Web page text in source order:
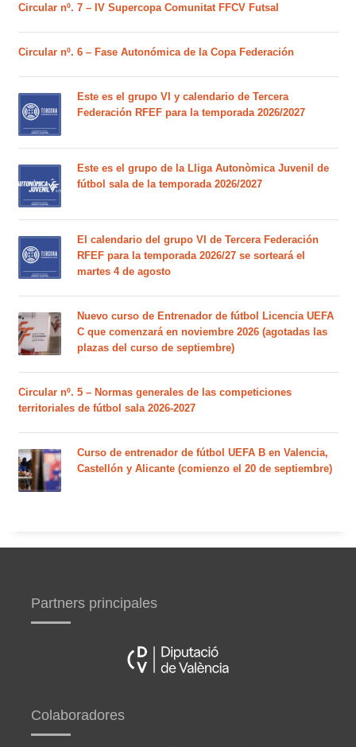
Circular nº. 7 – IV Supercopa Comunitat FFCV Futsal
Circular nº. 6 – Fase Autonómica de la Copa Federación
Este es el grupo VI y calendario de Tercera
Federación RFEF para la temporada 2026/2027
Este es el grupo de la Lliga Autonòmica Juvenil de
fútbol sala de la temporada 2026/2027
El calendario del grupo VI de Tercera Federación
RFEF para la temporada 2026/27 se sorteará el
martes 4 de agosto
Nuevo curso de Entrenador de fútbol Licencia UEFA
C que comenzará en noviembre 2026 (agotadas las
plazas del curso de septiembre)
Circular nº. 5 – Normas generales de las competiciones
territoriales de fútbol sala 2026-2027
Curso de entrenador de fútbol UEFA B en Valencia,
Castellón y Alicante (comienzo el 20 de septiembre)
Partners principales
Colaboradores